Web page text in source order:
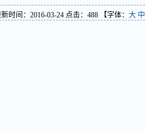
时间：2016-03-24 点击： 488 【字体： 大 中